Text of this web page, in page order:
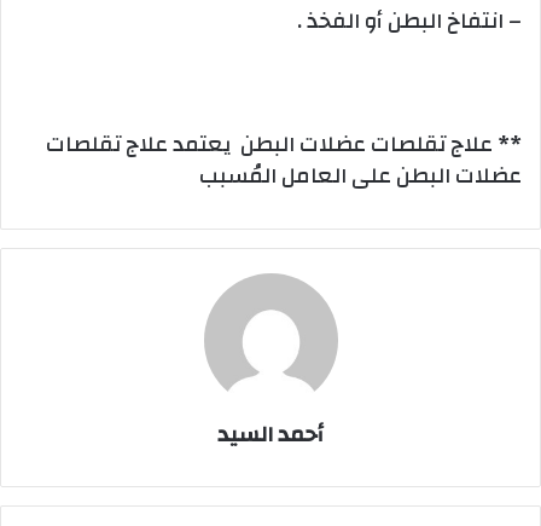
– انتفاخ البطن أو الفخذ .
** علاج تقلصات عضلات البطن يعتمد علاج تقلصات
عضلات البطن على العامل المُسبب
أحمد السيد